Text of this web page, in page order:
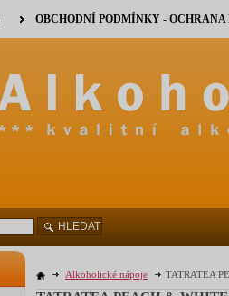
Alkoholické nápoje TATRATEA
OBCHODNÍ PODMÍNKY -
HLEDAT